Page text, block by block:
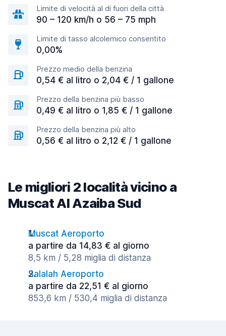
Limite di velocità al di fuori della città
90 – 120 km/h o 56 – 75 mph
Limite di tasso alcolemico consentito
0,00%
Prezzo medio della benzina
0,54 € al litro o 2,04 € / 1 gallone
Prezzo della benzina più basso
0,49 € al litro o 1,85 € / 1 gallone
Prezzo della benzina più alto
0,56 € al litro o 2,12 € / 1 gallone
Le migliori 2 località vicino a
Muscat Al Azaiba Sud
Muscat Aeroporto
a partire da 14,83 € al giorno
8,5 km / 5,28 miglia di distanza
Salalah Aeroporto
a partire da 22,51 € al giorno
853,6 km / 530,4 miglia di distanza